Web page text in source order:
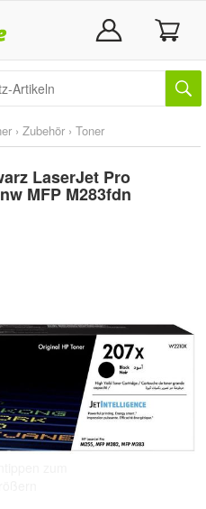
› Zubehör › Toner
LaserJet Pro
MFP M283fdn